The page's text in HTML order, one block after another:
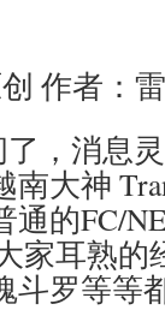
作者：
，消息
大神
的FC/
家耳熟的
斗罗等等